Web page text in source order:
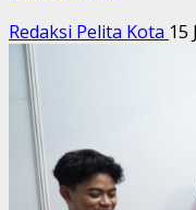
Redaksi Pelita Kota 15